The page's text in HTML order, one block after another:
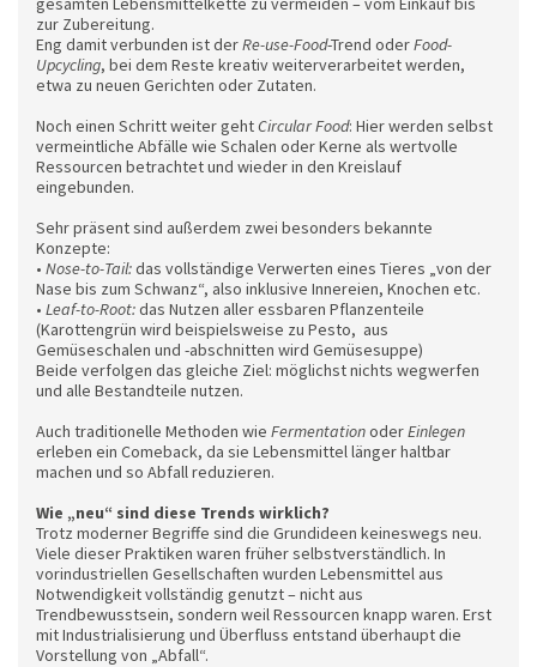
zur Zubereitung.
Eng damit verbunden ist derRe-use-Food-Trend oderFood-
Upcycling, bei dem Reste kreativ weiterverarbeitet werden,
etwa zu neuen Gerichten oder Zutaten.
Noch einen Schritt weiter gehtCircular Food: Hier werden selbst
vermeintliche Abfälle wie Schalen oder Kerne als wertvolle
Ressourcen betrachtet und wieder in den Kreislauf
eingebunden.
Sehr präsent sind außerdem zwei besonders bekannte
Konzepte:
• Nose-to-Tail:das vollständige Verwerten eines Tieres „von der
Nase bis zum Schwanz“, also inklusive Innereien, Knochen etc.
• Leaf-to-Root:das Nutzen aller essbaren Pflanzenteile
(Karottengrün wird beispielsweise zu Pesto, aus
Gemüseschalen und -abschnitten wird Gemüsesuppe)
Beide verfolgen das gleiche Ziel: möglichst nichts wegwerfen
und alle Bestandteile nutzen.
Auch traditionelle Methoden wie FermentationoderEinlegen
erleben ein Comeback, da sie Lebensmittel länger haltbar
machen und so Abfall reduzieren.
Wie „neu“ sind diese Trends wirklich?
Trotz moderner Begriffe sind die Grundideen keineswegs neu.
Viele dieser Praktiken waren früher selbstverständlich. In
vorindustriellen Gesellschaften wurden Lebensmittel aus
Notwendigkeit vollständig genutzt – nicht aus
Trendbewusstsein, sondern weil Ressourcen knapp waren. Erst
mit Industrialisierung und Überfluss entstand überhaupt die
Vorstellung von „Abfall“.